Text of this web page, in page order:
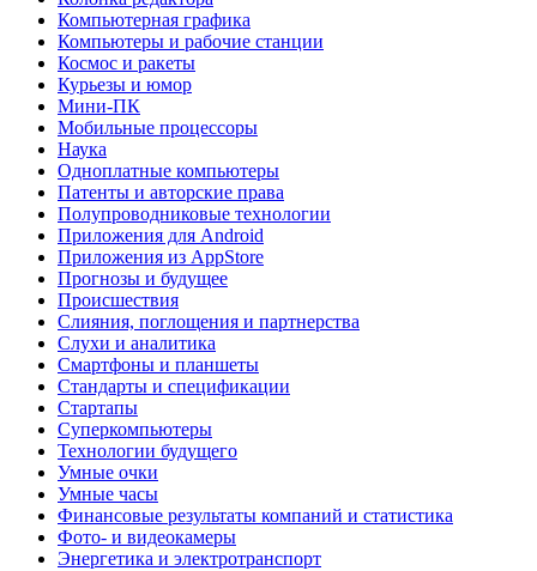
Компьютерная графика
Компьютеры и рабочие станции
Космос и ракеты
Курьезы и юмор
Мини-ПК
Мобильные процессоры
Наука
Одноплатные компьютеры
Патенты и авторские права
Полупроводниковые технологии
Приложения для Android
Приложения из AppStore
Прогнозы и будущее
Происшествия
Слияния, поглощения и партнерства
Слухи и аналитика
Смартфоны и планшеты
Стандарты и спецификации
Стартапы
Суперкомпьютеры
Технологии будущего
Умные очки
Умные часы
Финансовые результаты компаний и статистика
Фото- и видеокамеры
Энергетика и электротранспорт